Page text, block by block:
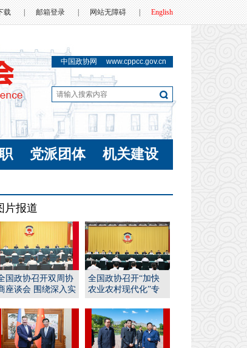
载 | 邮箱登录 网站无障碍 | English
中国政协网 www.cppcc.gov.cn
党派团体 机关建设
片报道
国政协召开双周协
座谈会 围绕深入实
...
全国政协召开“加快
农业农村现代化”专
并...